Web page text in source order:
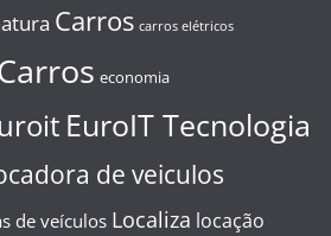
Carros carros elétricos
economia
EuroIT Tecnologia
de veiculos
de veículos Localiza locação